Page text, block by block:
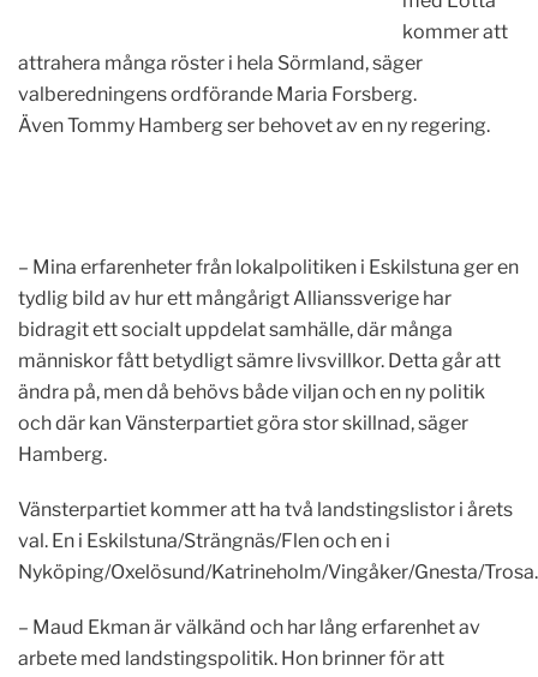
kommer att
attrahera många röster i hela Sörmland, säger
valberedningens ordförande Maria Forsberg.
Även Tommy Hamberg ser behovet av en ny regering.
– Mina erfarenheter från lokalpolitiken i Eskilstuna ger en
tydlig bild av hur ett mångårigt Allianssverige har
bidragit ett socialt uppdelat samhälle, där många
människor fått betydligt sämre livsvillkor. Detta går att
ändra på, men då behövs både viljan och en ny politik
och där kan Vänsterpartiet göra stor skillnad, säger
Hamberg.
Vänsterpartiet kommer att ha två landstingslistor i årets
val. En i Eskilstuna/Strängnäs/Flen och en i
Nyköping/Oxelösund/Katrineholm/Vingåker/Gnesta/Trosa.
– Maud Ekman är välkänd och har lång erfarenhet av
arbete med landstingspolitik. Hon brinner för att